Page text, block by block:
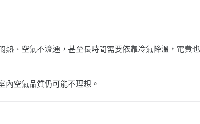
、空氣不流通，甚至長時間需要依靠冷氣降溫，電費也
內空氣品質仍可能不理想。